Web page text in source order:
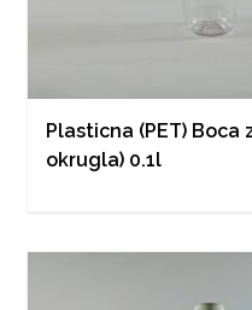
Plasticna (PET)
okrugla) 0.1l